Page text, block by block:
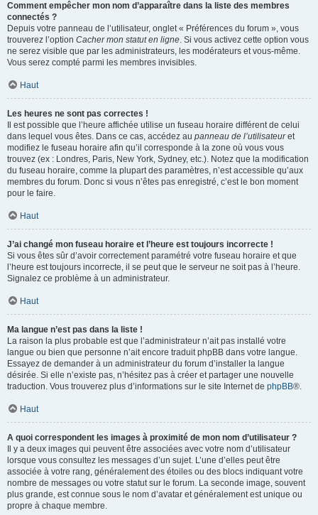
Comment empêcher mon nom d’apparaître dans la liste des membres
connectés ?
Depuis votre panneau de l’utilisateur, onglet « Préférences du forum », vous
trouverez l’option Cacher mon statut en ligne. Si vous activez cette option vous
ne serez visible que par les administrateurs, les modérateurs et vous-même.
Vous serez compté parmi les membres invisibles.
Haut
Les heures ne sont pas correctes !
Il est possible que l’heure affichée utilise un fuseau horaire différent de celui
dans lequel vous êtes. Dans ce cas, accédez au panneau de l’utilisateuret
modifiez le fuseau horaire afin qu’il corresponde à la zone où vous vous
trouvez (ex : Londres, Paris, New York, Sydney, etc.). Notez que la modification
du fuseau horaire, comme la plupart des paramètres, n’est accessible qu’aux
membres du forum. Donc si vous n’êtes pas enregistré, c’est le bon moment
pour le faire.
Haut
J’ai changé mon fuseau horaire et l’heure est toujours incorrecte !
Si vous êtes sûr d’avoir correctement paramétré votre fuseau horaire et que
l’heure est toujours incorrecte, il se peut que le serveur ne soit pas à l’heure.
Signalez ce problème à un administrateur.
Haut
Ma langue n’est pas dans la liste !
La raison la plus probable est que l’administrateur n’ait pas installé votre
langue ou bien que personne n’ait encore traduit phpBB dans votre langue.
Essayez de demander à un administrateur du forum d’installer la langue
désirée. Si elle n’existe pas, n’hésitez pas à créer et partager une nouvelle
traduction. Vous trouverez plus d’informations sur le site Internet de phpBB®.
Haut
A quoi correspondent les images à proximité de mon nom d’utilisateur ?
Il y a deux images qui peuvent être associées avec votre nom d’utilisateur
lorsque vous consultez les messages d’un sujet. L’une d’elles peut être
associée à votre rang, généralement des étoiles ou des blocs indiquant votre
nombre de messages ou votre statut sur le forum. La seconde image, souvent
plus grande, est connue sous le nom d’avatar et généralement est unique ou
propre à chaque membre.